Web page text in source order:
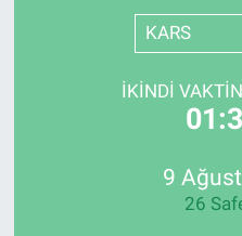
KARS
İKINDI
9
26
İnşaat ve Malzeme
HaberOrtak
Enerjisini Üreten